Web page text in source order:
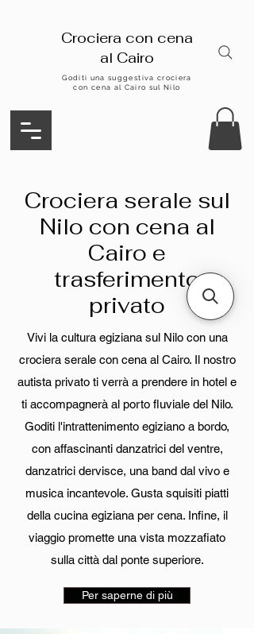
Crociera con cena
al Cairo
Goditi una suggestiva crociera
con cena al Cairo sul Nilo
Crociera serale sul
Nilo con cena al
Cairo e
trasferimento
privato
Vivi la cultura egiziana sul Nilo con una
crociera serale con cena al Cairo. Il nostro
autista privato ti verrà a prendere in hotel e
ti accompagnerà al porto fluviale del Nilo.
Goditi l'intrattenimento egiziano a bordo,
con affascinanti danzatrici del ventre,
danzatrici dervisce, una band dal vivo e
musica incantevole. Gusta squisiti piatti
della cucina egiziana per cena. Infine, il
viaggio promette una vista mozzafiato
sulla città dal ponte superiore.
Per saperne di più